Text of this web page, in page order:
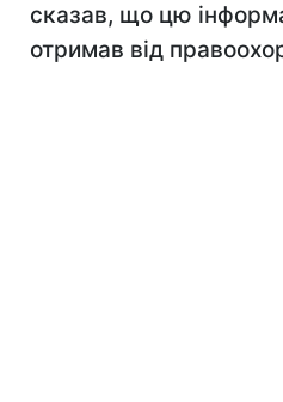
сказав, що цю
отримав від